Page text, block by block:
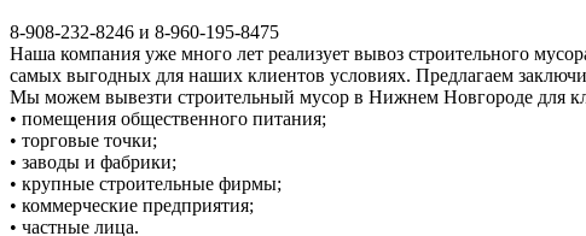
8-908-232-8246 и 8-960-195-8475
Наша компания уже много лет реализует вывоз строительного
самых выгодных для наших клиентов условиях. Предлагаем
Мы можем вывезти строительный мусор в Нижнем Новгороде для
• помещения общественного питания;
• торговые точки;
• заводы и фабрики;
• крупные строительные фирмы;
• коммерческие предприятия;
• частные лица.